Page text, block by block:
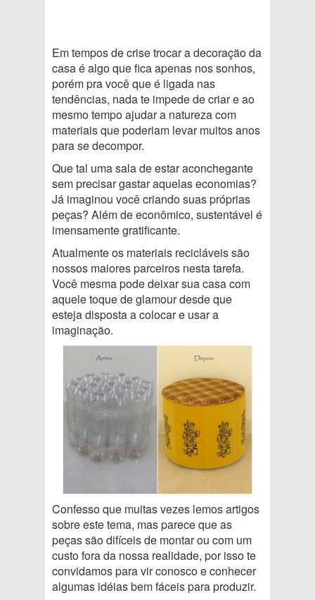
Em tempos de crise trocar a decoração da
casa é algo que fica apenas nos sonhos,
porém pra você que é ligada nas
tendências, nada te impede de criar e ao
mesmo tempo ajudar a natureza com
materiais que poderiam levar muitos anos
para se decompor.
Que tal uma sala de estar aconchegante
sem precisar gastar aquelas economias?
Já imaginou você criando suas próprias
peças? Além de econômico, sustentável é
imensamente gratificante.
Atualmente os materiais recicláveis são
nossos maiores parceiros nesta tarefa.
Você mesma pode deixar sua casa com
aquele toque de glamour desde que
esteja disposta a colocar e usar a
imaginação.
Confesso que muitas vezes lemos artigos
sobre este tema, mas parece que as
peças são difíceis de montar ou com um
custo fora da nossa realidade, por isso te
convidamos para vir conosco e conhecer
algumas idéias bem fáceis para produzir.